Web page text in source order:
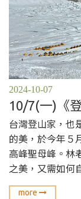
2024-10-07
10/7(一)《
台灣登山家，也
的美，於今年５
高峰聖母峰。林
之美，又需如何
more